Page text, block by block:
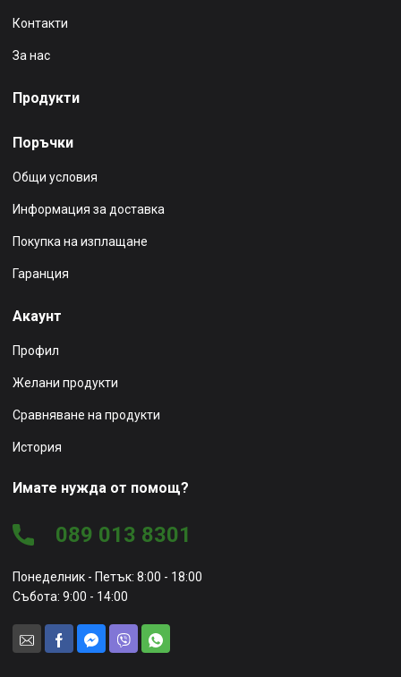
Контакти
За нас
Продукти
Поръчки
Общи условия
Информация за доставка
Покупка на изплащане
Гаранция
Акаунт
Профил
Желани продукти
Сравняване на продукти
История
Имате нужда от помощ?
089 013 8301
Понеделник - Петък: 8:00 - 18:00
Събота: 9:00 - 14:00